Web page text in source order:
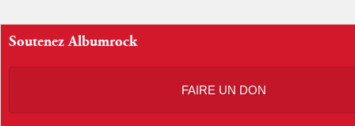
Soutenez Albumrock
FAIRE UN DON